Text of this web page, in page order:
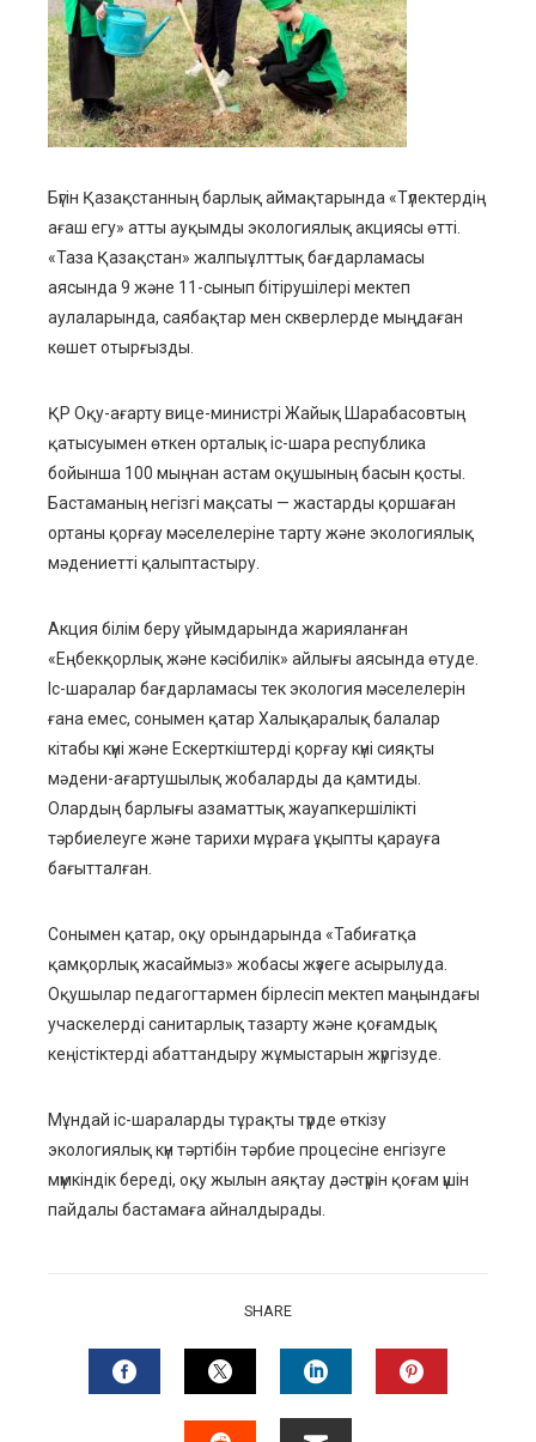
Бүгін Қазақстанның барлық аймақтарында «Түлектердің
ағаш егу» атты ауқымды экологиялық акциясы өтті.
«Таза Қазақстан» жалпыұлттық бағдарламасы
аясында 9 және 11-сынып бітірушілері мектеп
аулаларында, саябақтар мен скверлерде мыңдаған
көшет отырғызды.
ҚР Оқу-ағарту вице-министрі Жайық Шарабасовтың
қатысуымен өткен орталық іс-шара республика
бойынша 100 мыңнан астам оқушының басын қосты.
Бастаманың негізгі мақсаты — жастарды қоршаған
ортаны қорғау мәселелеріне тарту және экологиялық
мәдениетті қалыптастыру.
Акция білім беру ұйымдарында жарияланған
«Еңбекқорлық және кәсібилік» айлығы аясында өтуде.
Іс-шаралар бағдарламасы тек экология мәселелерін
ғана емес, сонымен қатар Халықаралық балалар
кітабы күні және Ескерткіштерді қорғау күні сияқты
мәдени-ағартушылық жобаларды да қамтиды.
Олардың барлығы азаматтық жауапкершілікті
тәрбиелеуге және тарихи мұраға ұқыпты қарауға
бағытталған.
Сонымен қатар, оқу орындарында «Табиғатқа
қамқорлық жасаймыз» жобасы жүзеге асырылуда.
Оқушылар педагогтармен бірлесіп мектеп маңындағы
учаскелерді санитарлық тазарту және қоғамдық
кеңістіктерді абаттандыру жұмыстарын жүргізуде.
Мұндай іс-шараларды тұрақты түрде өткізу
экологиялық күн тәртібін тәрбие процесіне енгізуге
мүмкіндік береді, оқу жылын аяқтау дәстүрін қоғам үшін
пайдалы бастамаға айналдырады.
SHARE
FACEBOOKTWITTERLINKEDIN